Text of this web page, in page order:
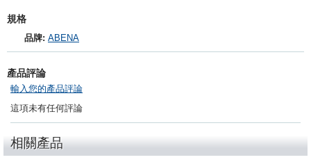
規格
品牌: ABENA
產品評論
輸入您的產品評論
這項未有任何評論
相關產品